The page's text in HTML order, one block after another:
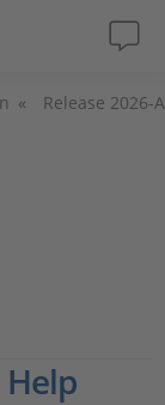
Release 2026-A
Help